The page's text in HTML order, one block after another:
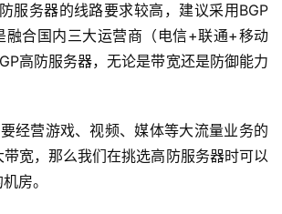
服务器的线路要求较高，建议采用BGP
融合国内三大运营商（电信+联通+移动
高防服务器，无论是带宽还是防御能力
经营游戏、视频、媒体等大流量业务的
宽，那么我们在挑选高防服务器时可以
房。